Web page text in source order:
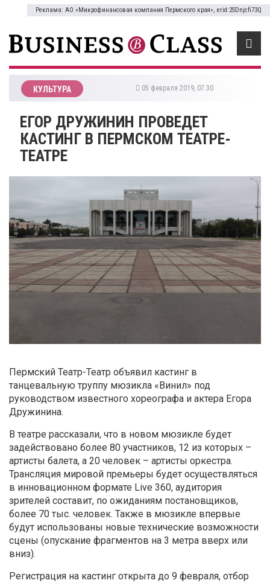
Реклама: АО «Микрофинансовая компания Пермского края», erid:2SDnjcfi73Q
КУЛЬТУРА 05 февраля 2019, 07:30
​ЕГОР ДРУЖИНИН ПРОВЕДЕТ
КАСТИНГ В ПЕРМСКОМ ТЕАТРЕ-
ТЕАТРЕ
Пермский Театр-Театр объявил кастинг в
танцевальную труппу мюзикла «Винил» под
руководством известного хореографа и актера Егора
Дружинина.
В театре рассказали, что в новом мюзикле будет
задействовано более 80 участников, 12 из которых –
артисты балета, а 20 человек – артисты оркестра.
Трансляция мировой премьеры будет осуществляться
в инновационном формате Live 360, аудитория
зрителей составит, по ожиданиям постановщиков,
более 70 тыс. человек. Также в мюзикле впервые
будут использованы новые технические возможности
сцены (опускание фрагментов на 3 метра вверх или
вниз).
Регистрация на кастинг открыта до 9 февраля, отбор